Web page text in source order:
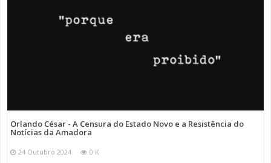
Orlando César - A Censura do Estado Novo e a Resistência do
Notícias da Amadora
24 Outubro 2024 0 K